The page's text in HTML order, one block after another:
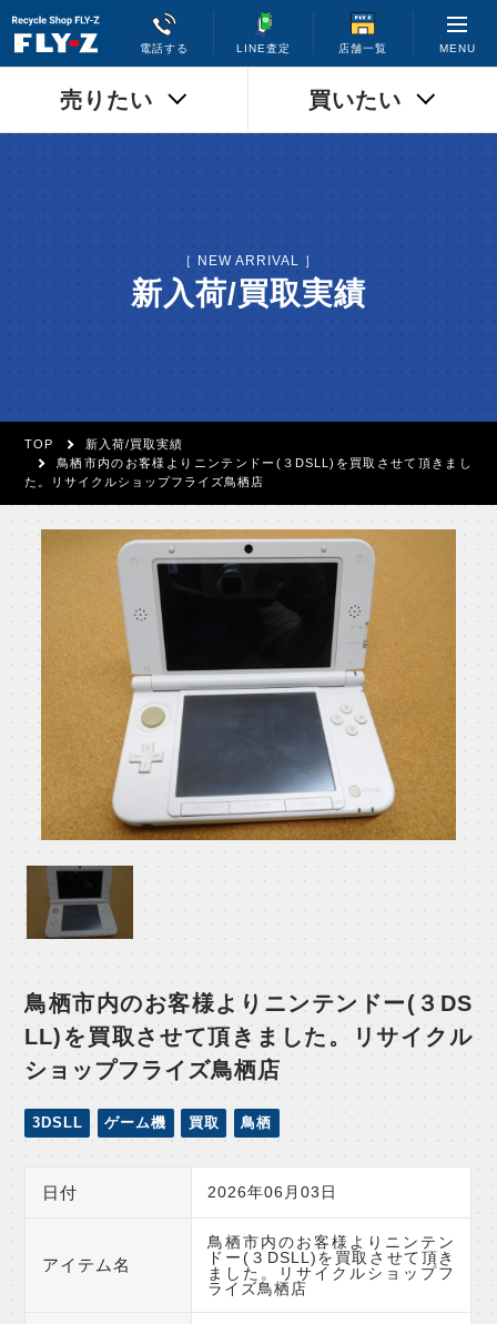
電話する LINE査定 店舗一覧 MENU
売りたい 買いたい
［ NEW ARRIVAL ］
新入荷/買取実績
TOP
新入荷/買取実績
鳥栖市内のお客様よりニンテンドー(３DSLL)を買取させて頂きまし
た。リサイクルショップフライズ鳥栖店
鳥栖市内のお客様よりニンテンドー(３DS
LL)を買取させて頂きました。リサイクル
ショップフライズ鳥栖店
3DSLL ゲーム機 買取 鳥栖
日付 2026年06月03日
アイテム名
鳥栖市内のお客様よりニンテン
ドー(３DSLL)を買取させて頂き
ました。リサイクルショップフ
ライズ鳥栖店